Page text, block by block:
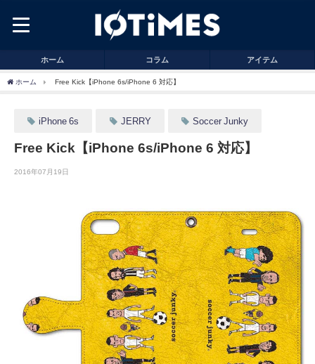
ホーム コラム アイテム
ホーム Free Kick【iPhone 6s/iPhone 6 対応】
iPhone 6s JERRY Soccer Junky
Free Kick【iPhone 6s/iPhone 6 対応】
2016年07月19日